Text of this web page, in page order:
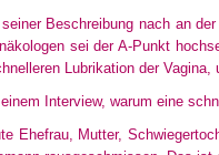
Beschreibung nach an
sei der A-Punkt
Lubrikation der
Interview, warum eine
Ehefrau, Mutter,